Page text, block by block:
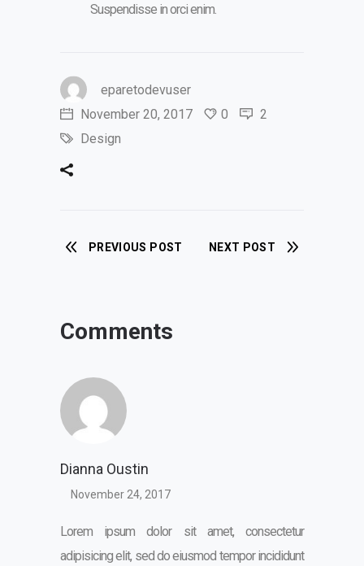
Suspendisse in orci enim.
eparetodevuser
November 20, 2017
0
2
Design
PREVIOUS POST NEXT POST
Comments
Dianna Oustin
November 24, 2017
Lorem ipsum dolor sit amet, consectetur
adipisicing elit, sed do eiusmod tempor incididunt